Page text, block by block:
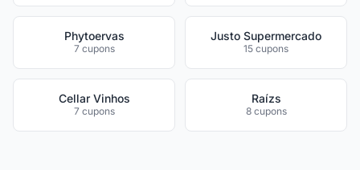
Phytoervas
7 cupons
Justo Supermercado
15 cupons
Cellar Vinhos
7 cupons
Raízs
8 cupons